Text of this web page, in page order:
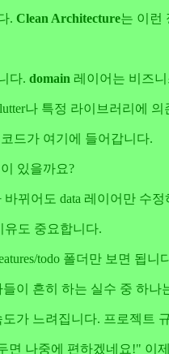
. Clean Architecture는 이런
다. domain 레이어는 비즈
나 특정 라이브러리에 의
드가 여기에 들어갑니다.
있을까요?
뀌어도 data 레이어만 수정
유도 중요합니다.
todo 폴더만 보면 됩니
이 흔히 하는 실수 중 하나
가 느려집니다. 프로젝트
나중에 편하겠네요!" 이